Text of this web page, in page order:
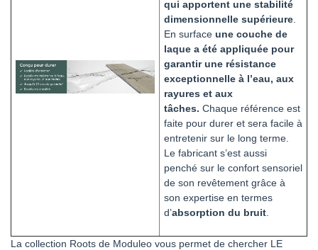
qui apportent une stabilité
dimensionnelle supérieure
En surface une couche de
laque a été appliquée pour
garantir une résistance
exceptionnelle à l’eau, aux
rayures et aux
tâches. Chaque référence est
faite pour durer et sera facile à
entretenir sur le long terme.
Le fabricant s’est aussi
penché sur le confort sensoriel
de son revêtement grâce à
son expertise en termes
d’absorption du bruit
La collection Roots de Moduleo vous permet de chercher LE